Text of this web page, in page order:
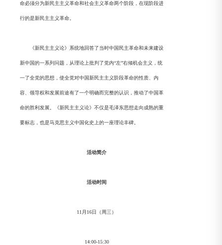
命必须分为新民主主义革命和社会主义革命两个阶段，在现阶段进
行的是新民主主义革命。
《新民主主义论》系统地回答了当时中国民主革命和未来建设
新中国的一系列问题，从理论上批判了党内“左”右倾机会主义，统
一了全党的思想，使全党对中国新民主主义阶段革命的性质、内
容、领导权和发展前途有了一个明确而完整的认识，推动了中国革
命的胜利发展。《新民主主义论》不仅是毛泽东思想走向成熟的重
要标志，也是马克思主义中国化史上的一座理论丰碑。
活动简介
活动时间
11月16日（周三）
14:00-15:30